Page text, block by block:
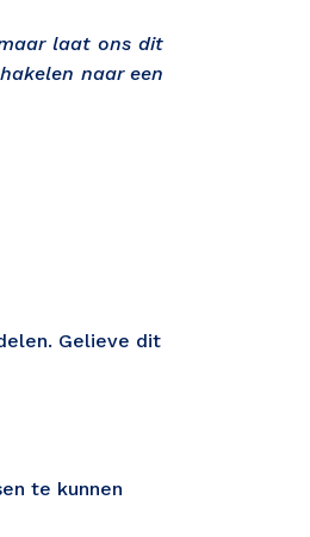
laat ons dit
naar een
Gelieve dit
te kunnen